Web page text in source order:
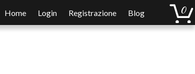
Home Login Registrazione Blog